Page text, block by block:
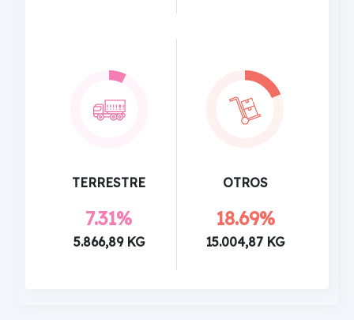
TERRESTRE
7.31%
5.866,89 KG
OTROS
18.69%
15.004,87 KG